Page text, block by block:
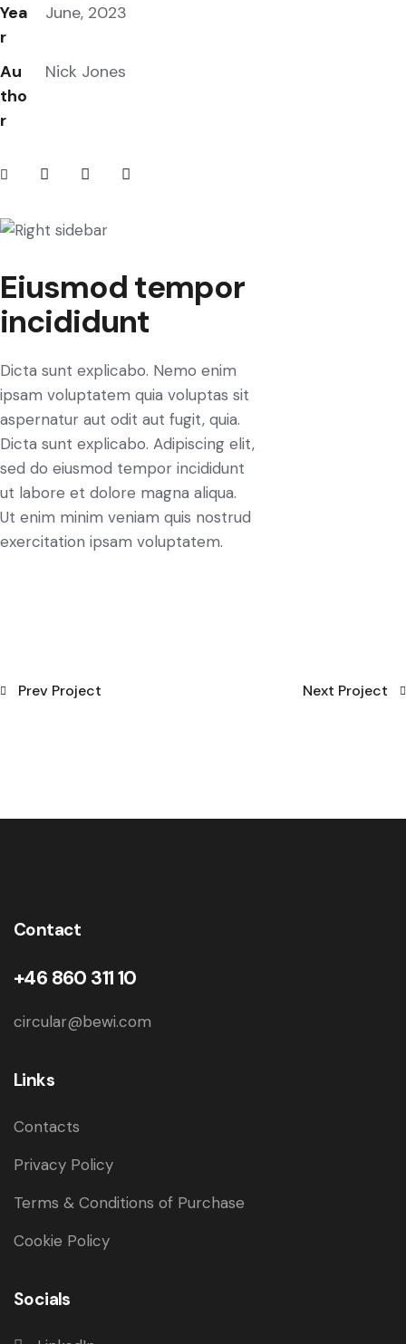
Eiusmod tempor
incididunt
Dicta sunt explicabo. Nemo enim
ipsam voluptatem quia voluptas sit
aspernatur aut odit aut fugit, quia.
Dicta sunt explicabo. Adipiscing elit,
sed do eiusmod tempor incididunt
ut labore et dolore magna aliqua.
Ut enim minim veniam quis nostrud
exercitation ipsam voluptatem.
Yea
r
June, 2023
Au
tho
r
Nick Jones
Prev Project Next Project
Contact
+46 860 311 10
circular@bewi.com
Links
Contacts
Privacy Policy
Terms & Conditions of Purchase
Cookie Policy
Socials